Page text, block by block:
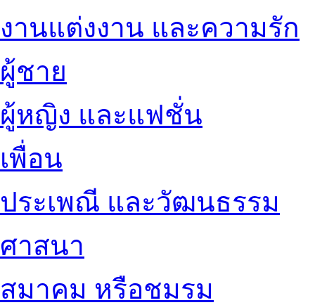
งานแต่งงาน และความรัก
ผู้ชาย
ผู้หญิง และแฟชั่น
เพื่อน
ประเพณี และวัฒนธรรม
ศาสนา
สมาคม หรือชมรม